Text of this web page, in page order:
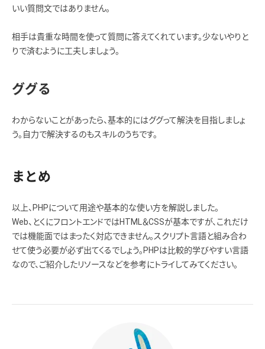
いい質問文ではありません。
相手は貴重な時間を使って質問に答えてくれています。少ないやりと
りで済むように工夫しましょう。
ググる
わからないことがあったら、基本的にはググって解決を目指しましょ
う。自力で解決するのもスキルのうちです。
まとめ
以上、PHPについて用途や基本的な使い方を解説しました。
Web、とくにフロントエンドではHTML＆CSSが基本ですが、これだけ
では機能面ではまったく対応できません。スクリプト言語と組み合わ
せて使う必要が必ず出てくるでしょう。PHPは比較的学びやすい言語
なので、ご紹介したリソースなどを参考にトライしてみてください。